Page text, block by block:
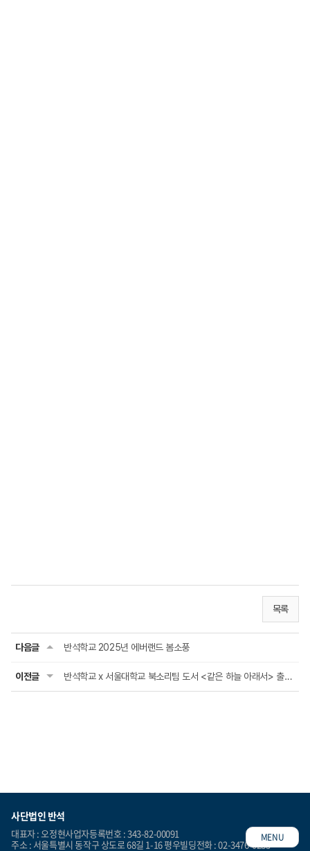
목록
다음글 반석학교 2025년 에버랜드 봄소풍
이전글 반석학교 x 서울대학교 북소리팀 도서 <같은 하늘 아래서> 출간회
MENU
사단법인 반석
대표자 : 오정현사업자등록번호 : 343-82-00091
주소 : 서울특별시 동작구 상도로 68길 1-16 평우빌딩전화 : 02-3476-0283